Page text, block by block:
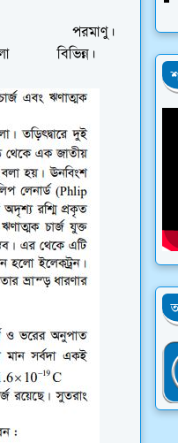
বলা হয় পরমাণু।
বিভিন্ন।